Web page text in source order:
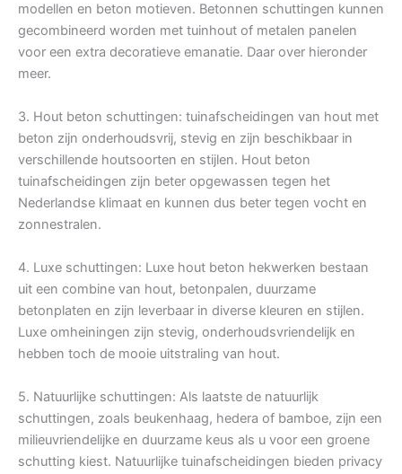
modellen en beton motieven. Betonnen schuttingen kunnen
gecombineerd worden met tuinhout of metalen panelen
voor een extra decoratieve emanatie. Daar over hieronder
meer.
3. Hout beton schuttingen: tuinafscheidingen van hout met
beton zijn onderhoudsvrij, stevig en zijn beschikbaar in
verschillende houtsoorten en stijlen. Hout beton
tuinafscheidingen zijn beter opgewassen tegen het
Nederlandse klimaat en kunnen dus beter tegen vocht en
zonnestralen.
4. Luxe schuttingen: Luxe hout beton hekwerken bestaan
uit een combine van hout, betonpalen, duurzame
betonplaten en zijn leverbaar in diverse kleuren en stijlen.
Luxe omheiningen zijn stevig, onderhoudsvriendelijk en
hebben toch de mooie uitstraling van hout.
5. Natuurlijke schuttingen: Als laatste de natuurlijk
schuttingen, zoals beukenhaag, hedera of bamboe, zijn een
milieuvriendelijke en duurzame keus als u voor een groene
schutting kiest. Natuurlijke tuinafscheidingen bieden privacy